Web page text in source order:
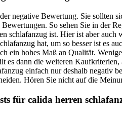
negative Bewertung. Sie sollten
So sehen Sie in der
schlafanzug ist. Hier ist aber auch
hat, um so besser ist es
ein hohes Maß an Qualität.
es dann die weiteren
einfach nur deshalb negativ
Hören Sie nicht auf die
für calida herren